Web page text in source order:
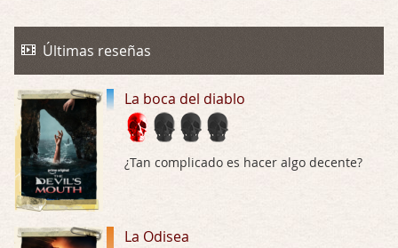
La Odisea
Por: Talan Gwynek
La Odisea
Por: Draghann
No sé si entrar en polémicas con respect …
Trance
Por: Luar
Últimas reseñas
La boca del diablo
¿Tan complicado es hacer algo decente?
La Odisea